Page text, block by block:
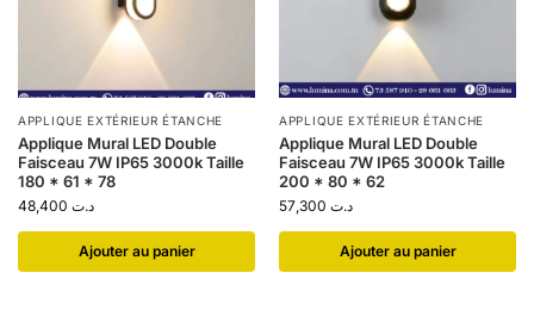
APPLIQUE EXTÉRIEUR ÉTANCHE
Applique Mural LED Double
Faisceau 7W IP65 3000k Taille
180 * 61 * 78
د.ت
Ajouter au panier
APPLIQUE EXTÉRIEUR ÉTANCHE
Applique Mural LED Double
Faisceau 7W IP65 3000k Taille
200 * 80 * 62
د.ت
Ajouter au panier